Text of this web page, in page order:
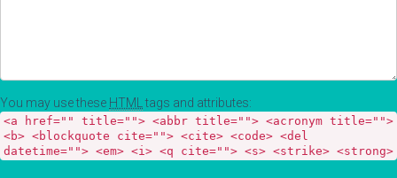
You may use these HTMLtags and attributes:
<a href="" title=""> <abbr title=""> <acronym title="">
<b> <blockquote cite=""> <cite> <code> <del
datetime=""> <em> <i> <q cite=""> <s> <strike> <strong>